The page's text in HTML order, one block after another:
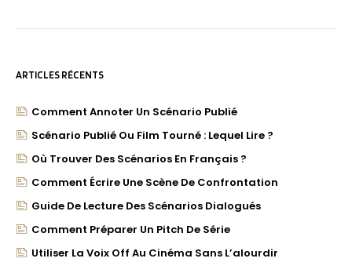
ARTICLES RÉCENTS
Comment Annoter Un Scénario Publié
Scénario Publié Ou Film Tourné : Lequel Lire ?
Où Trouver Des Scénarios En Français ?
Comment Écrire Une Scène De Confrontation
Guide De Lecture Des Scénarios Dialogués
Comment Préparer Un Pitch De Série
Utiliser La Voix Off Au Cinéma Sans L’alourdir